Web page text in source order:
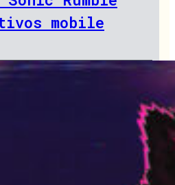
mobile